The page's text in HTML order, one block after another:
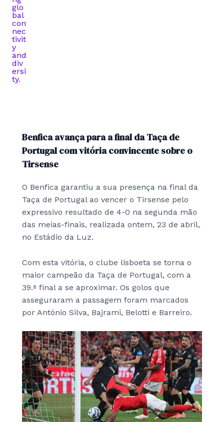
Benfica avança para a final da Taça de
Portugal com vitória convincente sobre o
Tirsense
O Benfica garantiu a sua presença na final da
Taça de Portugal ao vencer o Tirsense pelo
expressivo resultado de 4-0 na segunda mão
das meias-finais, realizada ontem, 23 de abril,
no Estádio da Luz.
Com esta vitória, o clube lisboeta se torna o
maior campeão da Taça de Portugal, com a
39.ª final a se aproximar. Os golos que
asseguraram a passagem foram marcados
por António Silva, Bajrami, Belotti e Barreiro.